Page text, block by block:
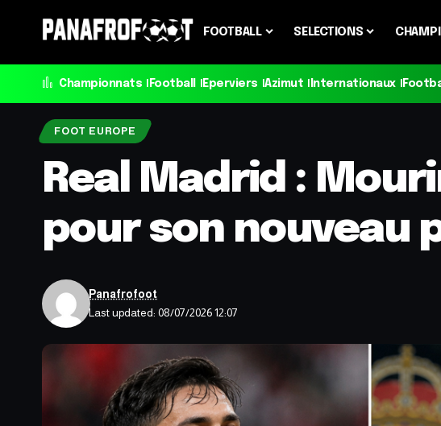
FOOTBALL SELECTIONS
Championnats Football Eperviers Azimut Internationaux
FOOT EUROPE
Real Madrid :
pour son nouveau
Last updated: 08/07/2026 12:07
Panafrofoot